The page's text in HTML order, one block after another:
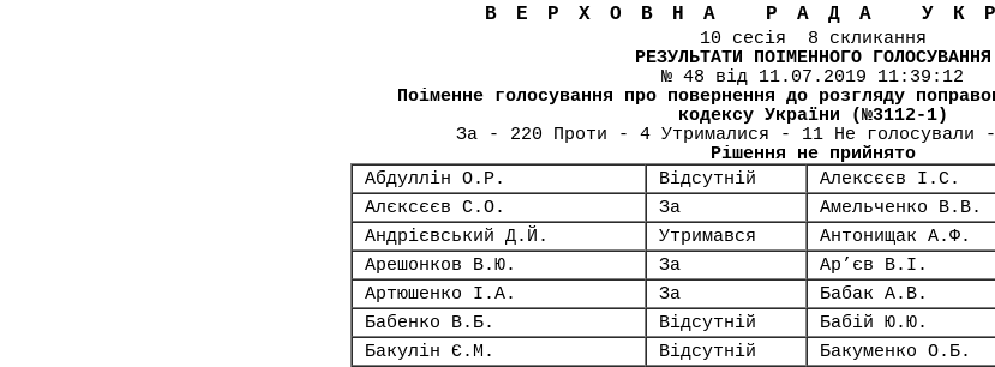
ВЕРХОВНА РАДА
10 сесія 8 скликання
РЕЗУЛЬТАТИ ПОІМЕННОГО ГОЛОСУВАННЯ
№ 48 від 11.07.2019 11:39:12
Поіменне голосування про повернення до розгляду
кодексу України (№3112-1)
За - 220 Проти - 4 Утрималися - 11 Не голосували
Рішення не прийнято
Абдуллін О.Р.
Відсутній Алексєєв І.С.
Алєксєєв С.О.
За Амельченко В.В.
Андрієвський Д.Й.
Утримався Антонищак А.Ф.
Арешонков В.Ю.
За Ар’єв В.І.
Артюшенко І.А.
За Бабак А.В.
Бабенко В.Б.
Відсутній Бабій Ю.Ю.
Бакулін Є.М.
Відсутній Бакуменко О.Б.